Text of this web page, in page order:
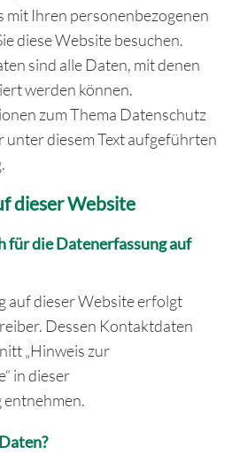
mit Ihren personenbezogenen
diese Website besuchen.
sind alle Daten, mit denen
werden können.
zum Thema Datenschutz
unter diesem Text aufgeführten
dieser Website
die Datenerfassung auf
auf dieser Website erfolgt
Dessen Kontaktdaten
„Hinweis zur
in dieser